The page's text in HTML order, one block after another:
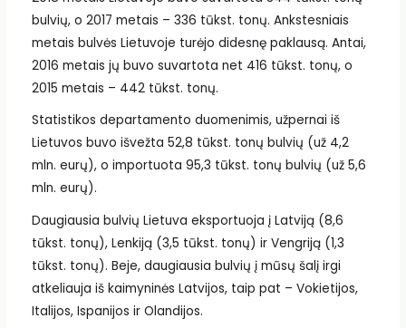
bulvių, o 2017 metais – 336 tūkst. tonų. Ankstesniais
metais bulvės Lietuvoje turėjo didesnę paklausą. Antai,
2016 metais jų buvo suvartota net 416 tūkst. tonų, o
2015 metais – 442 tūkst. tonų.
Statistikos departamento duomenimis, užpernai iš
Lietuvos buvo išvežta 52,8 tūkst. tonų bulvių (už 4,2
mln. eurų), o importuota 95,3 tūkst. tonų bulvių (už 5,6
mln. eurų).
Daugiausia bulvių Lietuva eksportuoja į Latviją (8,6
tūkst. tonų), Lenkiją (3,5 tūkst. tonų) ir Vengriją (1,3
tūkst. tonų). Beje, daugiausia bulvių į mūsų šalį irgi
atkeliauja iš kaimyninės Latvijos, taip pat – Vokietijos,
Italijos, Ispanijos ir Olandijos.